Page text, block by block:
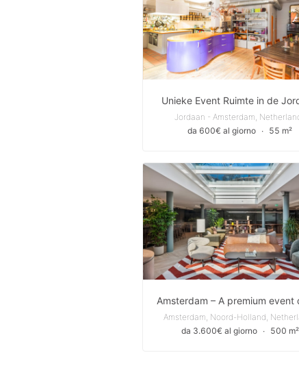
Unieke Event Ruimte in de
Jordaan - Amsterdam,
da 600€ al giorno ∙ 55 m²
Amsterdam, Noord-Holland,
da 3.600€ al giorno
∙ 500 m²